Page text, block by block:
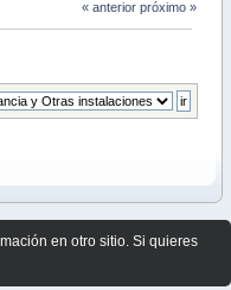
« anterior próximo »
en otro sitio. Si quieres